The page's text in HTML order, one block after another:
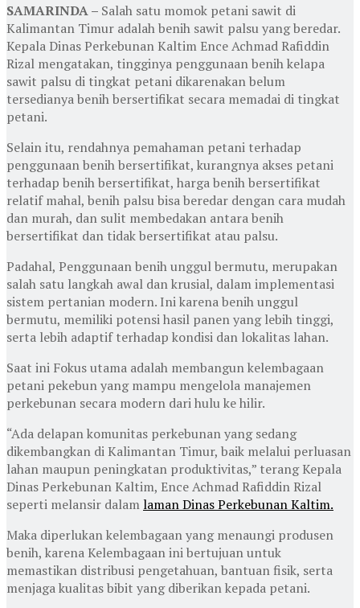
SAMARINDA – Salah satu momok petani sawit di
Kalimantan Timur adalah benih sawit palsu yang beredar.
Kepala Dinas Perkebunan Kaltim Ence Achmad Rafiddin
Rizal mengatakan, tingginya penggunaan benih kelapa
sawit palsu di tingkat petani dikarenakan belum
tersedianya benih bersertifikat secara memadai di tingkat
petani.
Selain itu, rendahnya pemahaman petani terhadap
penggunaan benih bersertifikat, kurangnya akses petani
terhadap benih bersertifikat, harga benih bersertifikat
relatif mahal, benih palsu bisa beredar dengan cara mudah
dan murah, dan sulit membedakan antara benih
bersertifikat dan tidak bersertifikat atau palsu.
Padahal, Penggunaan benih unggul bermutu, merupakan
salah satu langkah awal dan krusial, dalam implementasi
sistem pertanian modern. Ini karena benih unggul
bermutu, memiliki potensi hasil panen yang lebih tinggi,
serta lebih adaptif terhadap kondisi dan lokalitas lahan.
Saat ini Fokus utama adalah membangun kelembagaan
petani pekebun yang mampu mengelola manajemen
perkebunan secara modern dari hulu ke hilir.
“Ada delapan komunitas perkebunan yang sedang
dikembangkan di Kalimantan Timur, baik melalui perluasan
lahan maupun peningkatan produktivitas,” terang Kepala
Dinas Perkebunan Kaltim, Ence Achmad Rafiddin Rizal
seperti melansir dalamlaman Dinas Perkebunan Kaltim.
Maka diperlukan kelembagaan yang menaungi produsen
benih, karena Kelembagaan ini bertujuan untuk
memastikan distribusi pengetahuan, bantuan fisik, serta
menjaga kualitas bibit yang diberikan kepada petani.